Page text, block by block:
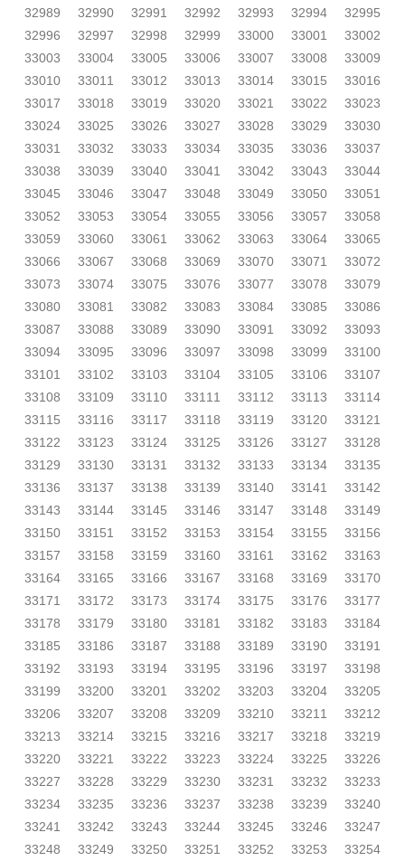
32989 32990 32991 32992 32993 32994
32995
32996
32997 32998 32999 33000 33001
33002
33003
33004 33005 33006 33007 33008
33009
33010
33011 33012 33013 33014 33015
33016
33017
33018 33019 33020 33021 33022
33023
33024
33025 33026 33027 33028 33029
33030
33031
33032 33033 33034 33035 33036
33037
33038
33039 33040 33041 33042 33043
33044
33045
33046 33047 33048 33049 33050
33051
33052
33053 33054 33055 33056 33057
33058
33059
33060 33061 33062 33063 33064
33065
33066
33067 33068 33069 33070 33071
33072
33073
33074 33075 33076 33077 33078
33079
33080
33081 33082 33083 33084 33085
33086
33087
33088 33089 33090 33091 33092
33093
33094
33095 33096 33097 33098 33099
33100
33101
33102 33103 33104 33105 33106
33107
33108
33109 33110 33111 33112 33113
33114
33115
33116 33117 33118 33119 33120
33121
33122
33123 33124 33125 33126 33127
33128
33129
33130 33131 33132 33133 33134
33135
33136
33137 33138 33139 33140 33141
33142
33143
33144 33145 33146 33147 33148
33149
33150
33151 33152 33153 33154 33155
33156
33157
33158 33159 33160 33161 33162
33163
33164
33165 33166 33167 33168 33169
33170
33171
33172 33173 33174 33175 33176
33177
33178
33179 33180 33181 33182 33183
33184
33185
33186 33187 33188 33189 33190
33191
33192
33193 33194 33195 33196 33197
33198
33199
33200 33201 33202 33203 33204
33205
33206
33207 33208 33209 33210 33211
33212
33213
33214 33215 33216 33217 33218
33219
33220
33221 33222 33223 33224 33225
33226
33227
33228 33229 33230 33231 33232
33233
33234
33235 33236 33237 33238 33239
33240
33241
33242 33243 33244 33245 33246
33247
33248
33249 33250 33251 33252 33253
33254